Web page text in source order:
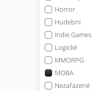
Horror
Hudební
Indie Games
Logické
MMORPG
MOBA
Nezařazené